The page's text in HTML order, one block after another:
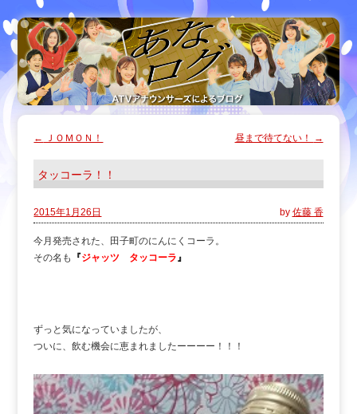
← ＪＯＭＯＮ！ 昼まで待てない！ →
タッコーラ！！
2015年1月26日 by 佐藤 香
今月発売された、田子町のにんにくコーラ。
その名も
『ジャッツ タッコーラ』
ずっと気になっていましたが、
ついに、飲む機会に恵まれましたーーーー！！！